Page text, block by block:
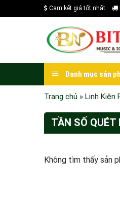
to
Cam kết giá tốt nhất
Danh mục sản
Trang chủ » Linh Kiện
TẦN SỐ QUÉT
Không tìm thấy sản